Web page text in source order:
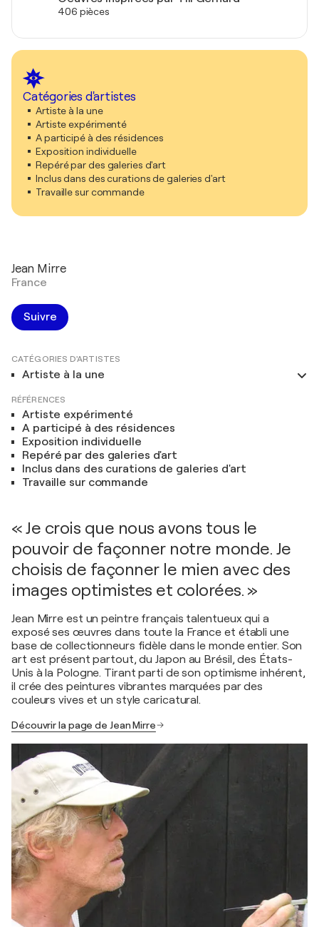
406 pièces
Catégories d'artistes
Artiste à la une
Artiste expérimenté
A participé à des résidences
Exposition individuelle
Repéré par des galeries d'art
Inclus dans des curations de galeries d'art
Travaille sur commande
Jean Mirre
France
Suivre
CATÉGORIES D'ARTISTES
Artiste à la une
RÉFÉRENCES
Artiste expérimenté
A participé à des résidences
Exposition individuelle
Repéré par des galeries d'art
Inclus dans des curations de galeries d'art
Travaille sur commande
« Je crois que nous avons tous le
pouvoir de façonner notre monde. Je
choisis de façonner le mien avec des
images optimistes et colorées. »
Jean Mirre est un peintre français talentueux qui a
exposé ses œuvres dans toute la France et établi une
base de collectionneurs fidèle dans le monde entier. Son
art est présent partout, du Japon au Brésil, des États-
Unis à la Pologne. Tirant parti de son optimisme inhérent,
il crée des peintures vibrantes marquées par des
couleurs vives et un style caricatural.
Découvrir la page de Jean Mirre